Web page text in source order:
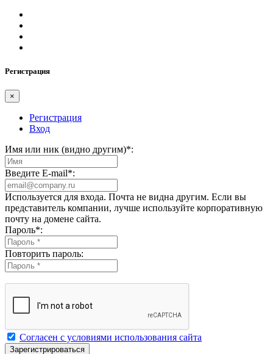
Регистрация
×
Регистрация
Вход
Имя или ник (видно другим)*:
Введите E-mail*:
Используется для входа. Почта не видна другим. Если вы
представитель компании, лучше используйте корпоративную
почту на домене сайта.
Пароль*:
Повторить пароль:
Согласен с условиями использования сайта